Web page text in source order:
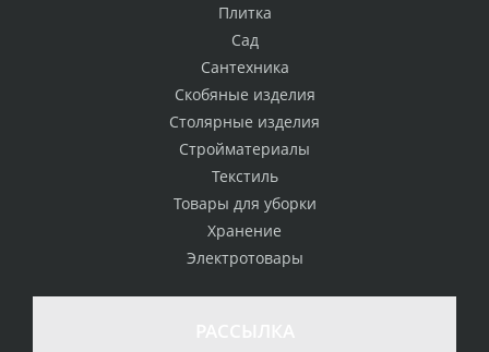
Плитка
Сад
Сантехника
Скобяные изделия
Столярные изделия
Стройматериалы
Текстиль
Товары для уборки
Хранение
Электротовары